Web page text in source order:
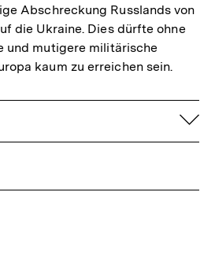
Abschreckung Russlands von
die Ukraine. Dies dürfte ohne
und mutigere militärische
kaum zu erreichen sein.